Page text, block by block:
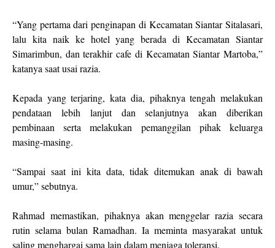
“Yang pertama dari penginapan di Kecamatan Siantar Sitalasari,
lalu kita naik ke hotel yang berada di Kecamatan Siantar
Simarimbun, dan terakhir cafe di Kecamatan Siantar Martoba,”
katanya saat usai razia.
Kepada yang terjaring, kata dia, pihaknya tengah melakukan
pendataan lebih lanjut dan selanjutnya akan diberikan
pembinaan serta melakukan pemanggilan pihak keluarga
masing-masing.
“Sampai saat ini kita data, tidak ditemukan anak di bawah
umur,” sebutnya.
Rahmad memastikan, pihaknya akan menggelar razia secara
rutin selama bulan Ramadhan. Ia meminta masyarakat untuk
saling menghargai sama lain dalam menjaga toleransi.